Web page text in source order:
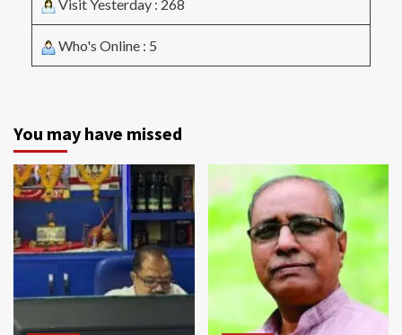
Visit Yesterday : 268
Who's Online : 5
You may have missed